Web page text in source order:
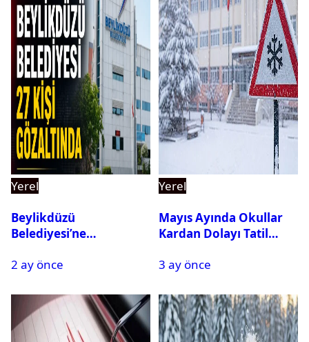
Yerel
Beylikdüzü
Belediyesi’ne
Gözaltına Alındı
2 ay önce
Yerel
Mayıs Ayında Okullar
Kardan Dolayı Tatil
3 ay önce